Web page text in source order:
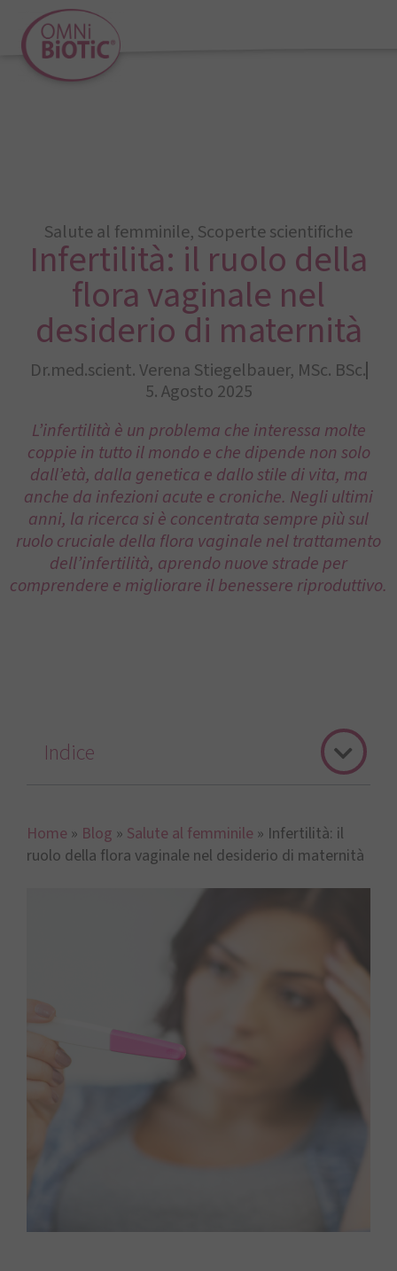
Salute al femminile, Scoperte scientifiche
Infertilità: il ruolo della
flora vaginale nel
desiderio di maternità
Dr.med.scient. Verena Stiegelbauer, MSc. BSc.
5. Agosto 2025
L’infertilità è un problema che interessa molte
coppie in tutto il mondo e che dipende non solo
dall’età, dalla genetica e dallo stile di vita, ma
anche da infezioni acute e croniche. Negli ultimi
anni, la ricerca si è concentrata sempre più sul
ruolo cruciale della flora vaginale nel trattamento
dell’infertilità, aprendo nuove strade per
comprendere e migliorare il benessere riproduttivo.
Home » Blog » Salute al femminile » Infertilità: il
ruolo della flora vaginale nel desiderio di maternità
Indice